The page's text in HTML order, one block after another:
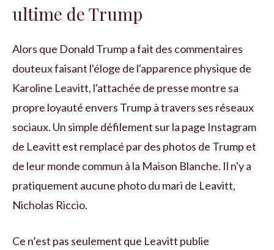
ultime de Trump
Alors que Donald Trump a fait des commentaires
douteux faisant l'éloge de l'apparence physique de
Karoline Leavitt, l'attachée de presse montre sa
propre loyauté envers Trump à travers ses réseaux
sociaux. Un simple défilement sur la page Instagram
de Leavitt est remplacé par des photos de Trump et
de leur monde commun à la Maison Blanche. Il n'y a
pratiquement aucune photo du mari de Leavitt,
Nicholas Riccio.
Ce n’est pas seulement que Leavitt publie